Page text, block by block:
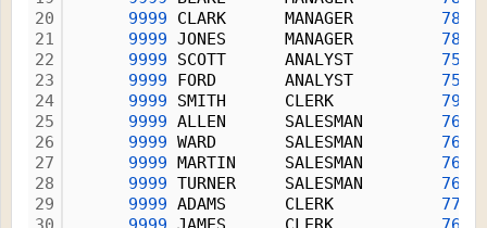
20
21
22
23
24
25
26
27
28
29
9999 CLARK      MANAGER 7839
9999 JONES      MANAGER 7839
9999 SCOTT      ANALYST 7566
9999 FORD       ANALYST 7566
9999 SMITH      CLERK 7902
9999 ALLEN      SALESMAN 7698
9999 WARD       SALESMAN 7698
9999 MARTIN     SALESMAN 7698
9999 TURNER     SALESMAN 7698
9999 ADAMS      CLERK 7788